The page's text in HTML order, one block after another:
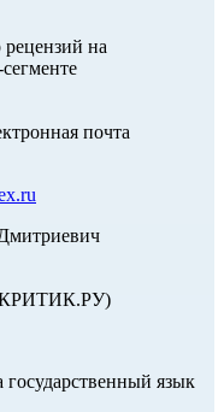
на
почта
язык